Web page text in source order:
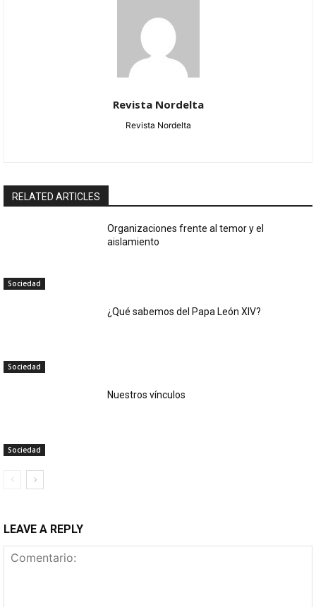
Revista Nordelta
Revista Nordelta
RELATED ARTICLES
Sociedad
Organizaciones frente al temor y el
aislamiento
Sociedad
¿Qué sabemos del Papa León XIV?
Sociedad
Nuestros vínculos
LEAVE A REPLY